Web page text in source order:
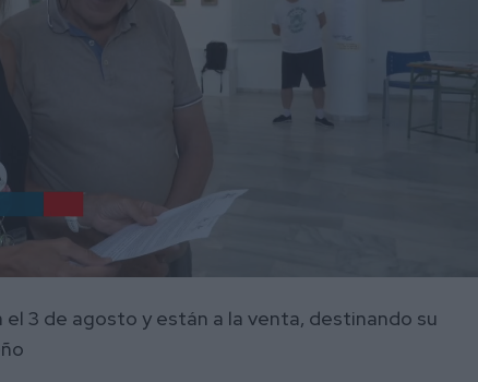
3 de agosto y están a la venta, destinando su